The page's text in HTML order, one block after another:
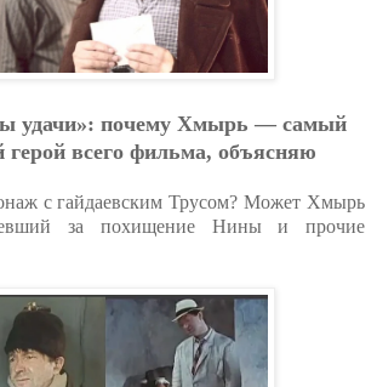
удачи»: почему Хмырь — самый
герой всего фильма, объясняю
с гайдаевским Трусом? Может Хмырь
за похищение Нины и прочие